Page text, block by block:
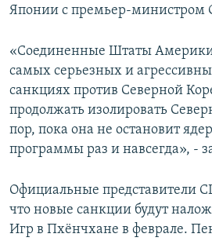
Японии с премьер-министром
«Соединенные Штаты Америки
самых серьезных и
санкциях против Северной
продолжать изолировать
пор, пока она не остановит
программы раз и навсегда», -
Официальные представители
что новые санкции будут
Игр в Пхёнчхане в феврале.